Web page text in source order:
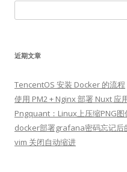
索：
近期文章
TencentOS 安装 Docker 的流程
使用 PM2 + Nginx 部署 Nuxt 应
Pngquant：Linux上压缩PNG
docker部署grafana密码忘记后
vim 关闭自动缩进